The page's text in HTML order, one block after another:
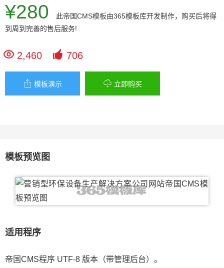
¥280 此帝国CMS模板由365模板库开发制作，购买后将得
到周到完善的售后服务!
 2,460  706
 模板演示  立即购买
模板预览图
适用程序
帝国CMS程序 UTF-8 版本（带管理后台）。